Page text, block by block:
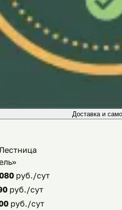
Доставка и
»
руб./сут
руб./сут
руб./сут